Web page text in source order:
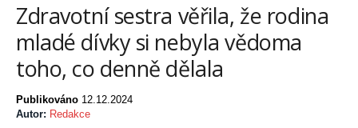
Zdravotní sestra věřila, že rodina
mladé dívky si nebyla vědoma
toho, co denně dělala
Publikováno 12.12.2024
Autor: Redakce